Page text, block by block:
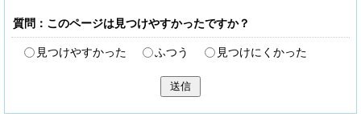
質問：このページは見つけやすかったですか？
見つけやすかった ふつう 見つけにくかった
送信